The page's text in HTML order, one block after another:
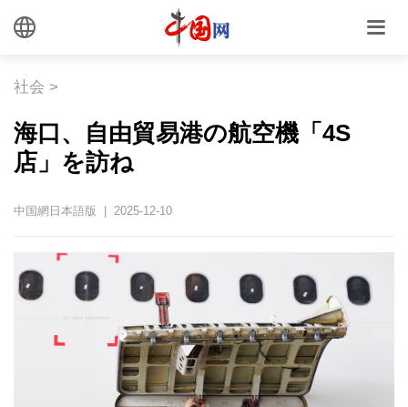
社会 >
海口、自由貿易港の航空機「4S
店」を訪ね
中国網日本語版 | 2025-12-10